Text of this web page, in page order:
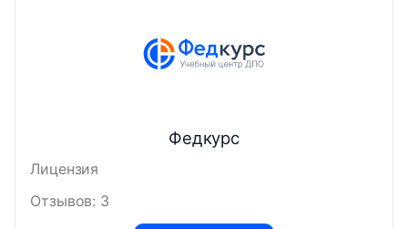
Федкурс
Лицензия
Отзывов: 3